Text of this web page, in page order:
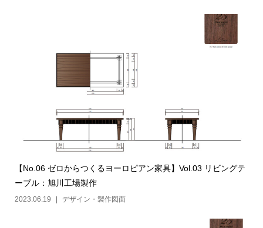
【No.06 ゼロからつくるヨーロピアン家具】Vol.03 リビングテ
ーブル：旭川工場製作
2023.06.19 デザイン・製作図面